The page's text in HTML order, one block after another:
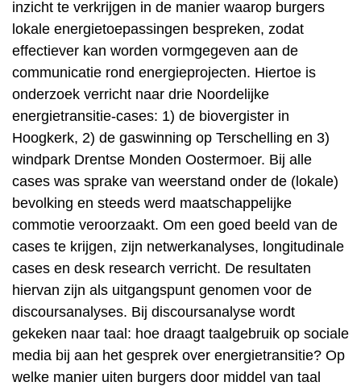
inzicht te verkrijgen in de manier waarop burgers
lokale energietoepassingen bespreken, zodat
effectiever kan worden vormgegeven aan de
communicatie rond energieprojecten. Hiertoe is
onderzoek verricht naar drie Noordelijke
energietransitie-cases: 1) de biovergister in
Hoogkerk, 2) de gaswinning op Terschelling en 3)
windpark Drentse Monden Oostermoer. Bij alle
cases was sprake van weerstand onder de (lokale)
bevolking en steeds werd maatschappelijke
commotie veroorzaakt. Om een goed beeld van de
cases te krijgen, zijn netwerkanalyses, longitudinale
cases en desk research verricht. De resultaten
hiervan zijn als uitgangspunt genomen voor de
discoursanalyses. Bij discoursanalyse wordt
gekeken naar taal: hoe draagt taalgebruik op sociale
media bij aan het gesprek over energietransitie? Op
welke manier uiten burgers door middel van taal